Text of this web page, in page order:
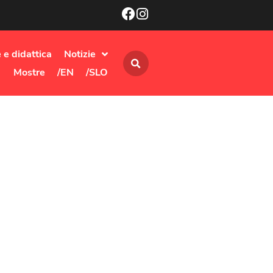
e didattica
Notizie
Mostre
/EN /SLO